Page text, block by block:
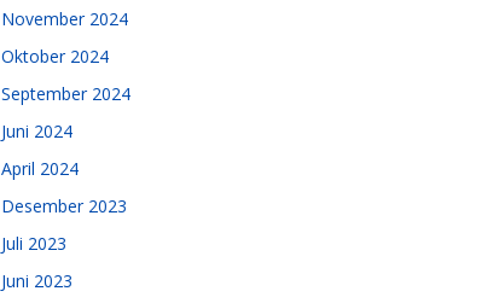
November 2024
Oktober 2024
September 2024
Juni 2024
April 2024
Desember 2023
Juli 2023
Juni 2023